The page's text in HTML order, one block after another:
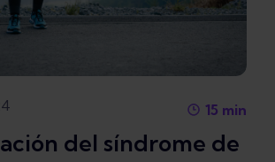
15 min
del síndrome de